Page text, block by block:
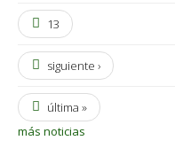
13
siguiente ›
última »
más noticias